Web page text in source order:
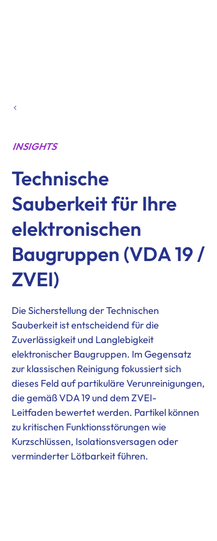
INSIGHTS
Technische
Sauberkeit für Ihre
elektronischen
Baugruppen (VDA 19 /
ZVEI)
Die Sicherstellung der Technischen
Sauberkeit ist entscheidend für die
Zuverlässigkeit und Langlebigkeit
elektronischer Baugruppen. Im Gegensatz
zur klassischen Reinigung fokussiert sich
dieses Feld auf partikuläre Verunreinigungen,
die gemäß VDA 19 und dem ZVEI-
Leitfaden bewertet werden. Partikel können
zu kritischen Funktionsstörungen wie
Kurzschlüssen, Isolationsversagen oder
verminderter Lötbarkeit führen.